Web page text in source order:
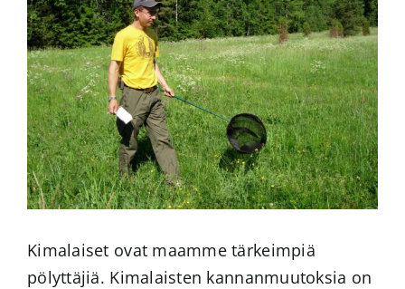
isompana
Kimalaiset ovat maamme tärkeimpiä
pölyttäjiä. Kimalaisten kannanmuutoksia on